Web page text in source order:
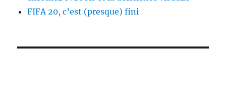
FIFA 20, c’est (presque) fini